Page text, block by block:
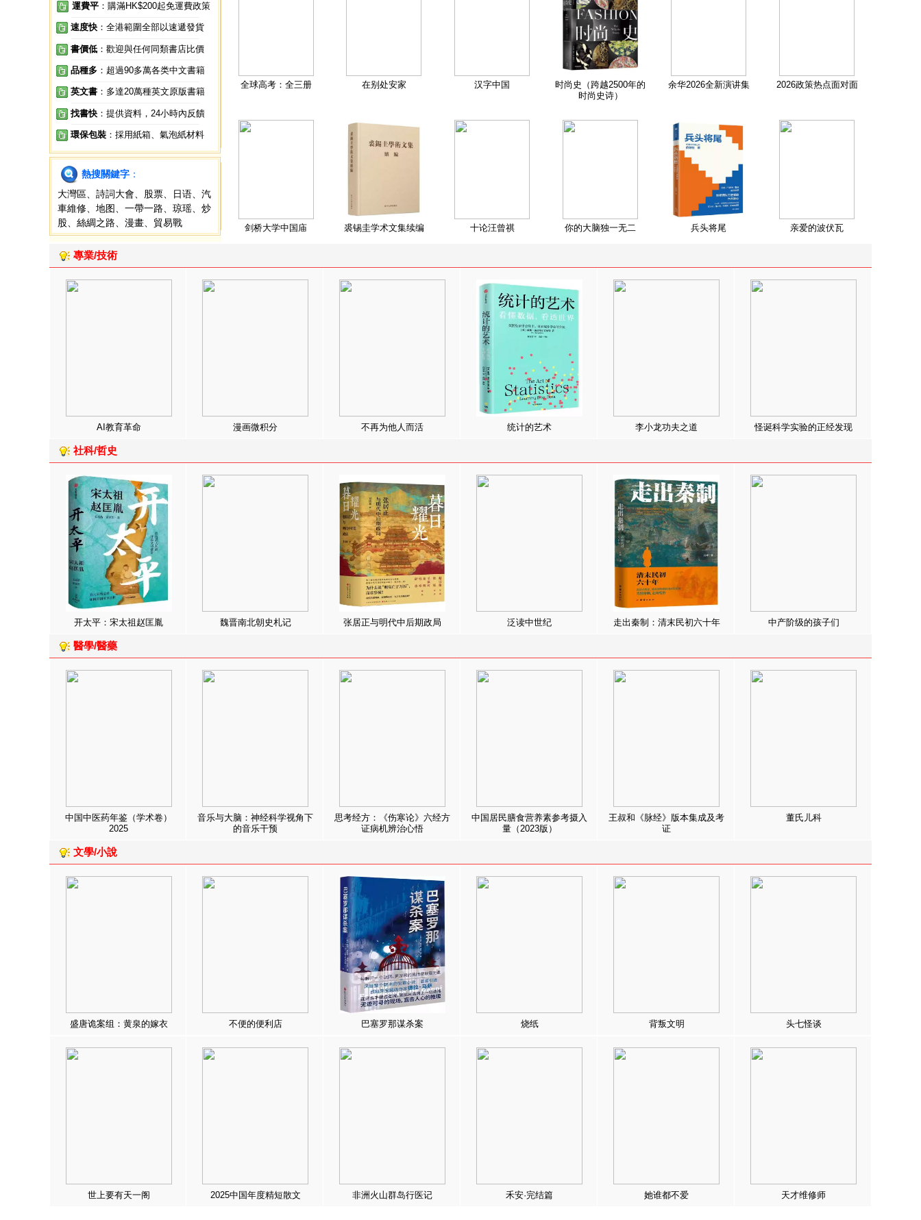
運費平 ：購滿HK$200起免運費政策
速度快 ：全港範圍全部以速遞發貨
書價低 ：歡迎與任何同類書店比價
品種多 ：超過90多萬各类中文書籍
英文書 ：多達20萬種英文原版書籍
找書快 ：提供資料，24小時內反饋
環保包裝 ：採用紙箱、氣泡紙材料
熱搜關鍵字 ：
大灣區
詩詞大會 股票 日语
汽
車維修
地图 一帶一路 琼瑶
炒
股
絲綢之路 漫畫 貿易戰
全球高考：全三册 在别处安家 汉字中国
时尚史（跨越2500年的
时尚史诗）
余华2026全新演讲集 2026政策热点面对面
剑桥大学中国庙 裘锡圭学术文集续编 十论汪曾祺 你的大脑独一无二 兵头将尾 亲爱的波伏瓦
專業/技術
AI教育革命 漫画微积分 不再为他人而活 统计的艺术 李小龙功夫之道 怪诞科学实验的正经发现
社科/哲史
开太平：宋太祖赵匡胤 魏晋南北朝史札记 张居正与明代中后期政局 泛读中世纪 走出秦制：清末民初六十年 中产阶级的孩子们
醫學/醫藥
中国中医药年鉴（学术卷）
2025
音乐与大脑：神经科学视角下
的音乐干预
思考经方：《伤寒论》六经方
证病机辨治心悟
中国居民膳食营养素参考摄入
量（2023版）
王叔和《脉经》版本集成及考
证
董氏儿科
文學/小說
盛唐诡案组：黄泉的嫁衣 不便的便利店 巴塞罗那谋杀案 烧纸 背叛文明 头七怪谈
世上要有天一阁 2025中国年度精短散文 非洲火山群岛行医记 禾安·完结篇 她谁都不爱 天才维修师